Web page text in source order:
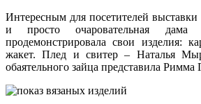
Интересным для посетителей
и просто очаровательная дама
продемонстрировала свои изделия:
жакет. Плед и свитер – Наталья
обаятельного зайца представила Римма